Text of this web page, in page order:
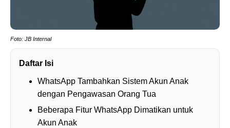
Foto: JB Internal
Daftar Isi
WhatsApp Tambahkan Sistem Akun Anak
dengan Pengawasan Orang Tua
Beberapa Fitur WhatsApp Dimatikan untuk
Akun Anak